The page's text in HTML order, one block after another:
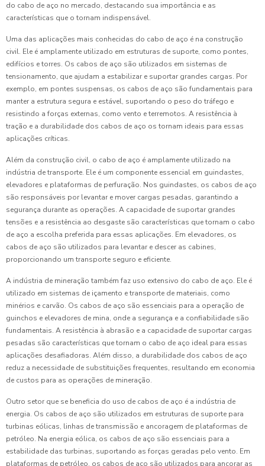
do cabo de aço no mercado, destacando sua importância e as
características que o tornam indispensável.
Uma das aplicações mais conhecidas do cabo de aço é na construção
civil. Ele é amplamente utilizado em estruturas de suporte, como pontes,
edifícios e torres. Os cabos de aço são utilizados em sistemas de
tensionamento, que ajudam a estabilizar e suportar grandes cargas. Por
exemplo, em pontes suspensas, os cabos de aço são fundamentais para
manter a estrutura segura e estável, suportando o peso do tráfego e
resistindo a forças externas, como vento e terremotos. A resistência à
tração e a durabilidade dos cabos de aço os tornam ideais para essas
aplicações críticas.
Além da construção civil, o cabo de aço é amplamente utilizado na
indústria de transporte. Ele é um componente essencial em guindastes,
elevadores e plataformas de perfuração. Nos guindastes, os cabos de aço
são responsáveis por levantar e mover cargas pesadas, garantindo a
segurança durante as operações. A capacidade de suportar grandes
tensões e a resistência ao desgaste são características que tornam o cabo
de aço a escolha preferida para essas aplicações. Em elevadores, os
cabos de aço são utilizados para levantar e descer as cabines,
proporcionando um transporte seguro e eficiente.
A indústria de mineração também faz uso extensivo do cabo de aço. Ele é
utilizado em sistemas de içamento e transporte de materiais, como
minérios e carvão. Os cabos de aço são essenciais para a operação de
guinchos e elevadores de mina, onde a segurança e a confiabilidade são
fundamentais. A resistência à abrasão e a capacidade de suportar cargas
pesadas são características que tornam o cabo de aço ideal para essas
aplicações desafiadoras. Além disso, a durabilidade dos cabos de aço
reduz a necessidade de substituições frequentes, resultando em economia
de custos para as operações de mineração.
Outro setor que se beneficia do uso de cabos de aço é a indústria de
energia. Os cabos de aço são utilizados em estruturas de suporte para
turbinas eólicas, linhas de transmissão e ancoragem de plataformas de
petróleo. Na energia eólica, os cabos de aço são essenciais para a
estabilidade das turbinas, suportando as forças geradas pelo vento. Em
plataformas de petróleo, os cabos de aço são utilizados para ancorar as